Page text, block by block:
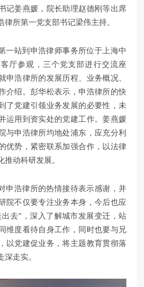
记姜燕媛，院长助理赵德刚等出席
律所第一党支部书记梁伟主持。
一站到申浩律师事务所位于上海中
厅参观，三个党支部进行交流座
申浩律所的发展历程、业务概况、
介绍。彭华松表示，申浩律所的快
了党建引领业务发展的必要性，未
运用到资实处的党建工作。姜燕媛
与申浩律所均地处浦东，应充分利
优势，紧密联系加强合作，以法律
推动科研发展。
申浩律所的热情接待表示感谢，并
院不仅要专注业务本身，今后也应
去”，深入了解城市发展变迁，站
维度看待自身工作，同时也要与兄
以党建促业务，将主题教育贯彻落
深走实。